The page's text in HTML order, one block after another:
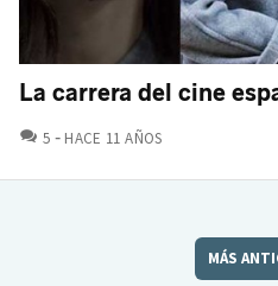
La carrera del cine
5 COMENTARIOS
HACE 11 AÑOS
MÁS